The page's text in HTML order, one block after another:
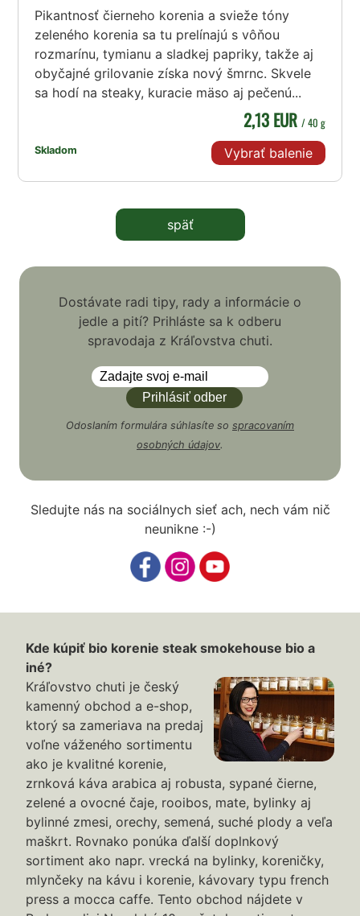
Pikantnosť čierneho korenia a svieže tóny
zeleného korenia sa tu prelínajú s vôňou
rozmarínu, tymianu a sladkej papriky, takže aj
obyčajné grilovanie získa nový šmrnc. Skvele
sa hodí na steaky, kuracie mäso aj pečenú...
Skladom
2,13 EUR / 40 g
Vybrať balenie
späť
Dostávate radi tipy, rady a informácie o
jedle a pití? Prihláste sa k odberu
spravodaja z Kráľovstva chuti.
Odoslaním formulára súhlasíte so spracovaním
osobných údajov.
Sledujte nás na sociálnych sieť ach, nech vám nič
neunikne :-)
Kde kúpiť bio korenie steak smokehouse bio a
iné?
Kráľovstvo chuti je český
kamenný obchod a e-shop,
ktorý sa zameriava na predaj
voľne váženého sortimentu
ako je kvalitné korenie,
zrnková káva arabica aj robusta, sypané čierne,
zelené a ovocné čaje, rooibos, mate, bylinky aj
bylinné zmesi, orechy, semená, suché plody a veľa
maškrt. Rovnako ponúka ďalší doplnkový
sortiment ako napr. vrecká na bylinky, koreničky,
mlynčeky na kávu i korenie, kávovary typu french
press a mocca caffe. Tento obchod nájdete v